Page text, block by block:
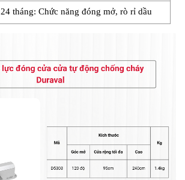
24 tháng: Chức năng đóng mở, rò rỉ dầu